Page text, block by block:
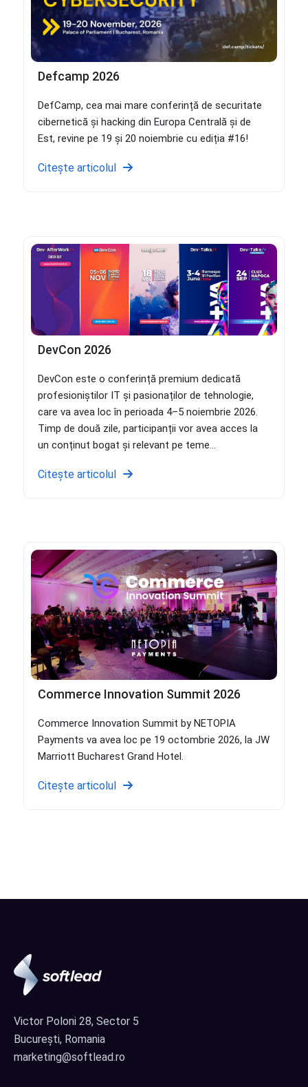
Defcamp 2026
DefCamp, cea mai mare conferință de securitate
cibernetică și hacking din Europa Centrală și de
Est, revine pe 19 și 20 noiembrie cu ediția #16!
Citește articolul
DevCon 2026
DevCon este o conferință premium dedicată
profesioniștilor IT și pasionaților de tehnologie,
care va avea loc în perioada 4–5 noiembrie 2026.
Timp de două zile, participanții vor avea acces la
un conținut bogat și relevant pe teme...
Citește articolul
Commerce Innovation Summit 2026
Commerce Innovation Summit by NETOPIA
Payments va avea loc pe 19 octombrie 2026, la JW
Marriott Bucharest Grand Hotel.
Citește articolul
Victor Poloni 28, Sector 5
București, Romania
marketing@softlead.ro